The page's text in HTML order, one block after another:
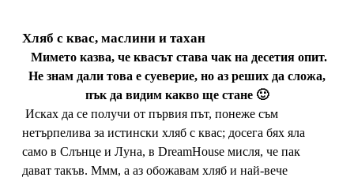
Хляб с квас, маслини и тахан
Мимето казва, че квасът става чак на десетия опит.
Не знам дали това е суеверие, но аз реших да сложа,
пък да видим какво ще стане 🙂
Исках да се получи от първия път, понеже съм
нетърпелива за истински хляб с квас; досега бях яла
само в Слънце и Луна, в DreamHouse мисля, че пак
дават такъв. Ммм, а аз обожавам хляб и най-вече